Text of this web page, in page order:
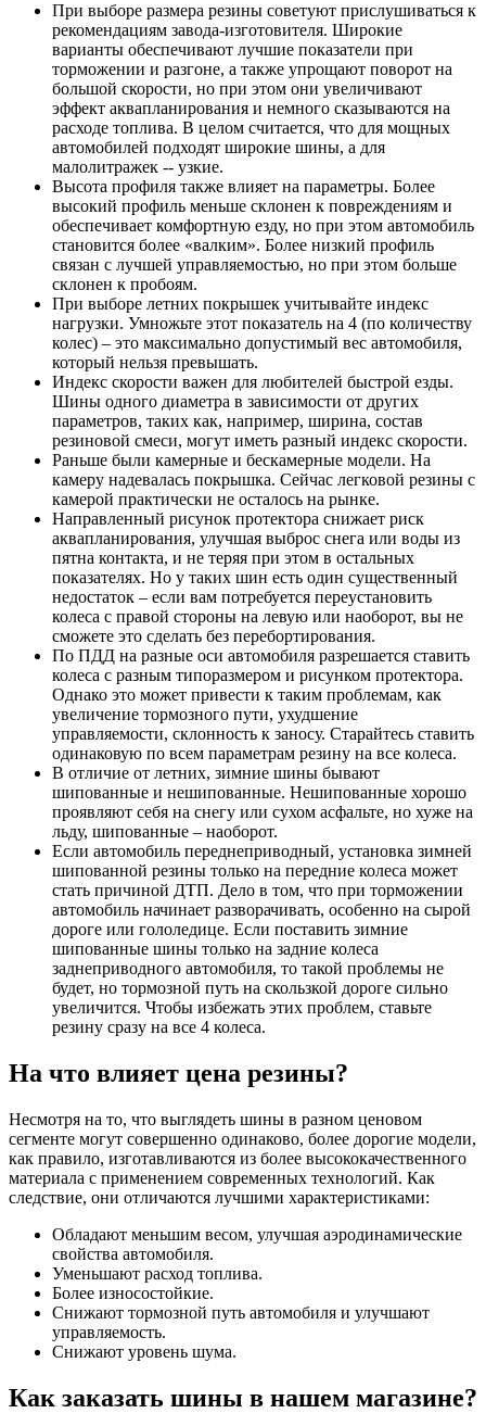
При выборе размера резины советуют прислушиваться к
рекомендациям завода-изготовителя. Широкие
варианты обеспечивают лучшие показатели при
торможении и разгоне, а также упрощают поворот на
большой скорости, но при этом они увеличивают
эффект аквапланирования и немного сказываются на
расходе топлива. В целом считается, что для мощных
автомобилей подходят широкие шины, а для
малолитражек -- узкие.
Высота профиля также влияет на параметры. Более
высокий профиль меньше склонен к повреждениям и
обеспечивает комфортную езду, но при этом автомобиль
становится более «валким». Более низкий профиль
связан с лучшей управляемостью, но при этом больше
склонен к пробоям.
При выборе летних покрышек учитывайте индекс
нагрузки. Умножьте этот показатель на 4 (по количеству
колес) – это максимально допустимый вес автомобиля,
который нельзя превышать.
Индекс скорости важен для любителей быстрой езды.
Шины одного диаметра в зависимости от других
параметров, таких как, например, ширина, состав
резиновой смеси, могут иметь разный индекс скорости.
Раньше были камерные и бескамерные модели. На
камеру надевалась покрышка. Сейчас легковой резины с
камерой практически не осталось на рынке.
Направленный рисунок протектора снижает риск
аквапланирования, улучшая выброс снега или воды из
пятна контакта, и не теряя при этом в остальных
показателях. Но у таких шин есть один существенный
недостаток – если вам потребуется переустановить
колеса с правой стороны на левую или наоборот, вы не
сможете это сделать без перебортирования.
По ПДД на разные оси автомобиля разрешается ставить
колеса с разным типоразмером и рисунком протектора.
Однако это может привести к таким проблемам, как
увеличение тормозного пути, ухудшение
управляемости, склонность к заносу. Старайтесь ставить
одинаковую по всем параметрам резину на все колеса.
В отличие от летних, зимние шины бывают
шипованные и нешипованные. Нешипованные хорошо
проявляют себя на снегу или сухом асфальте, но хуже на
льду, шипованные – наоборот.
Если автомобиль переднеприводный, установка зимней
шипованной резины только на передние колеса может
стать причиной ДТП. Дело в том, что при торможении
автомобиль начинает разворачивать, особенно на сырой
дороге или гололедице. Если поставить зимние
шипованные шины только на задние колеса
заднеприводного автомобиля, то такой проблемы не
будет, но тормозной путь на скользкой дороге сильно
увеличится. Чтобы избежать этих проблем, ставьте
резину сразу на все 4 колеса.
На что влияет цена резины?
Несмотря на то, что выглядеть шины в разном ценовом
сегменте могут совершенно одинаково, более дорогие модели,
как правило, изготавливаются из более высококачественного
материала с применением современных технологий. Как
следствие, они отличаются лучшими характеристиками:
Обладают меньшим весом, улучшая аэродинамические
свойства автомобиля.
Уменьшают расход топлива.
Более износостойкие.
Снижают тормозной путь автомобиля и улучшают
управляемость.
Снижают уровень шума.
Как заказать шины в нашем магазине?